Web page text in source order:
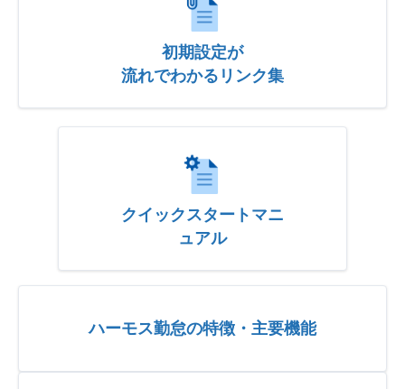
初期設定が
流れでわかるリンク集
クイックスタートマニ
ュアル
ハーモス勤怠の特徴・主要機能